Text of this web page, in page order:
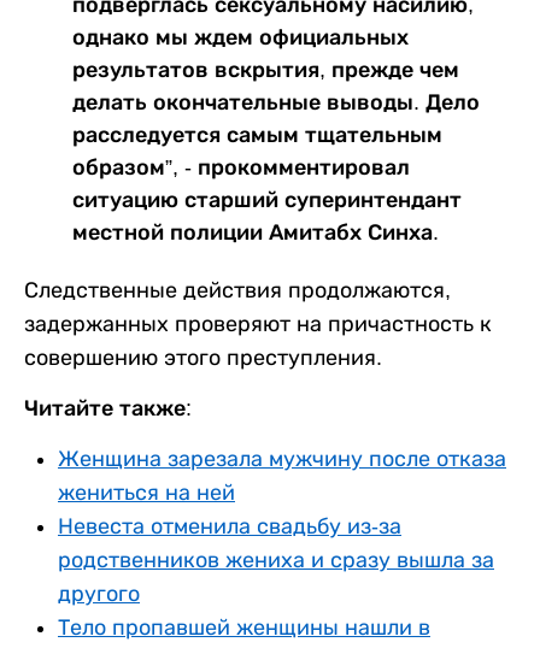
подверглась сексуальному насилию,
однако мы ждем официальных
результатов вскрытия, прежде чем
делать окончательные выводы. Дело
расследуется самым тщательным
образом”, - прокомментировал
ситуацию старший суперинтендант
местной полиции Амитабх Синха.
Следственные действия продолжаются,
задержанных проверяют на причастность к
совершению этого преступления.
Читайте также:
Женщина зарезала мужчину после отказа
жениться на ней
Невеста отменила свадьбу из-за
родственников жениха и сразу вышла за
другого
Тело пропавшей женщины нашли в